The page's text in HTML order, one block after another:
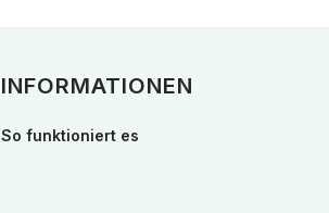
INFORMATIONEN
So funktioniert es